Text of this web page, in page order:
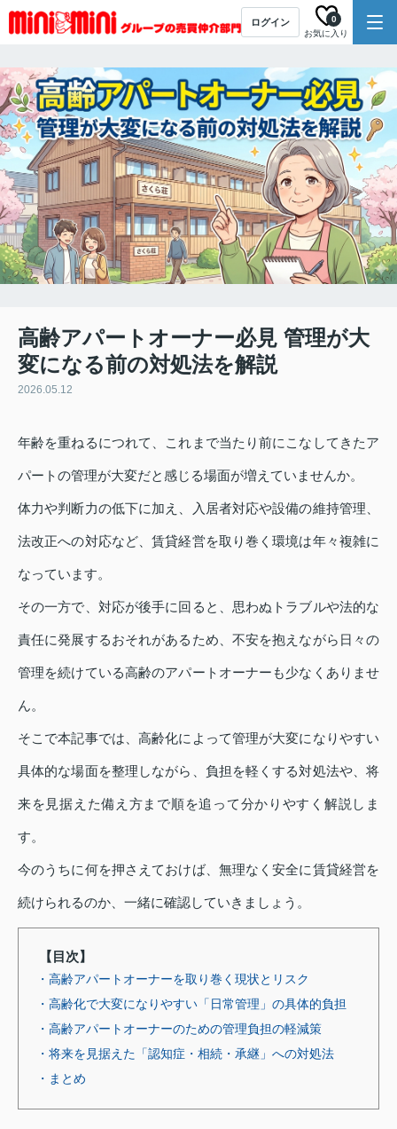
ログイン
お気に入り
0
高齢アパートオーナー必見 管理が大
変になる前の対処法を解説
2026.05.12
年齢を重ねるにつれて、これまで当たり前にこなしてきたア
パートの管理が大変だと感じる場面が増えていませんか。
体力や判断力の低下に加え、入居者対応や設備の維持管理、
法改正への対応など、賃貸経営を取り巻く環境は年々複雑に
なっています。
その一方で、対応が後手に回ると、思わぬトラブルや法的な
責任に発展するおそれがあるため、不安を抱えながら日々の
管理を続けている高齢のアパートオーナーも少なくありませ
ん。
そこで本記事では、高齢化によって管理が大変になりやすい
具体的な場面を整理しながら、負担を軽くする対処法や、将
来を見据えた備え方まで順を追って分かりやすく解説しま
す。
今のうちに何を押さえておけば、無理なく安全に賃貸経営を
続けられるのか、一緒に確認していきましょう。
【目次】
・高齢アパートオーナーを取り巻く現状とリスク
・高齢化で大変になりやすい「日常管理」の具体的負担
・高齢アパートオーナーのための管理負担の軽減策
・将来を見据えた「認知症・相続・承継」への対処法
・まとめ